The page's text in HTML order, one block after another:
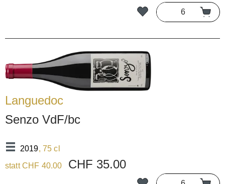
Languedoc
Senzo VdF/bc
2019, 75 cl
statt CHF 40.00
CHF 35.00